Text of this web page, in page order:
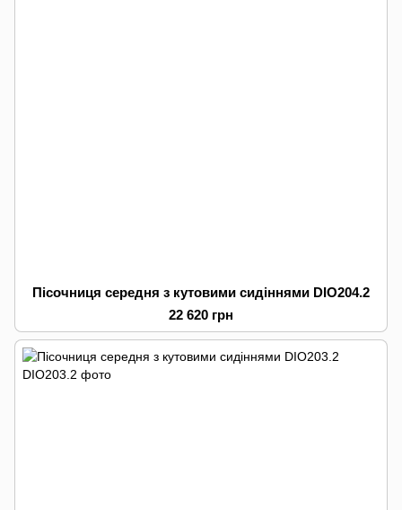
Пісочниця середня з кутовими сидіннями DIO204.2
22 620 грн